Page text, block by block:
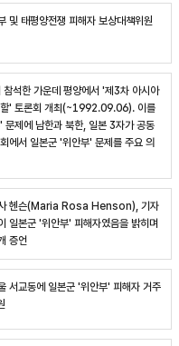
및 태평양전쟁 피해자 보상대책위원
석한 가운데 평양에서 '제3차 아시아
할' 토론회 개최(~1992.09.06). 이를
문제에 남한과 북한, 일본 3자가 공동
에서 일본군 '위안부' 문제를 주요 의
사 헨슨(Maria Rosa Henson), 기자
일본군 '위안부' 피해자였음을 밝히며
증언
서교동에 일본군 '위안부' 피해자 거주